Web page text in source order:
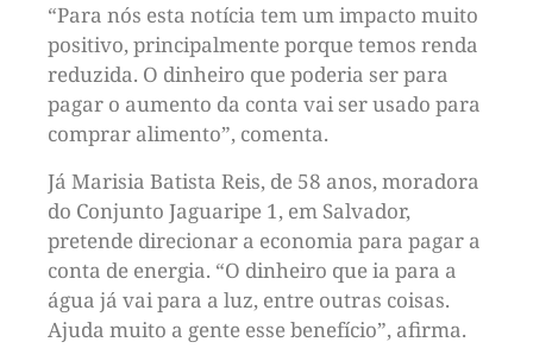
“Para nós esta notícia tem um impacto muito
positivo, principalmente porque temos renda
reduzida. O dinheiro que poderia ser para
pagar o aumento da conta vai ser usado para
comprar alimento”, comenta.
Já Marisia Batista Reis, de 58 anos, moradora
do Conjunto Jaguaripe 1, em Salvador,
pretende direcionar a economia para pagar a
conta de energia. “O dinheiro que ia para a
água já vai para a luz, entre outras coisas.
Ajuda muito a gente esse benefício”, afirma.